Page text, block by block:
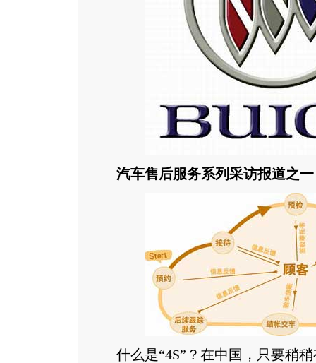
汽车售后服务系列采访报道之一
什么是“4S”？在中国，只要稍稍